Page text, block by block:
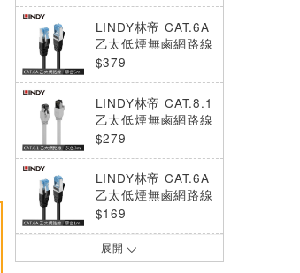
LINDY林帝 CAT.6A
乙太低煙無鹵網路線
S/FTP, 黑色, 5m
$379
LINDY林帝 CAT.8.1
乙太低煙無鹵網路線
S/FTP, 灰色, 3m
$279
LINDY林帝 CAT.6A
乙太低煙無鹵網路線
S/FTP, 黑色, 1m
$169
LINDY林帝 CAT.6A
展開